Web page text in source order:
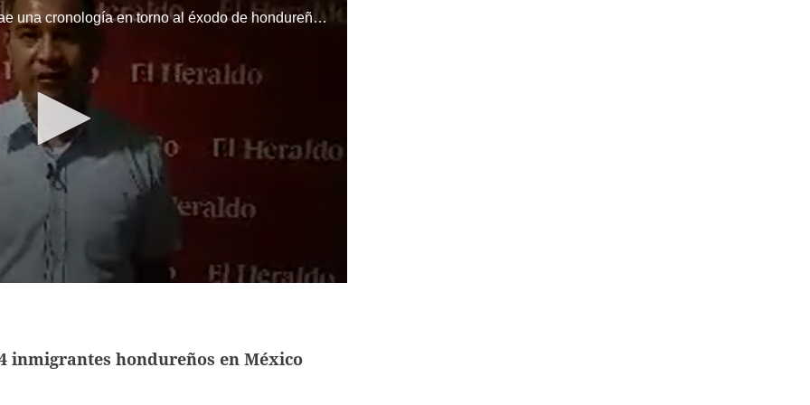
El periodista Edwin Ordoñez te trae una cronología en torno al éxodo de hondureños hacia los Estados Unidos.
inmigrantes hondureños en México